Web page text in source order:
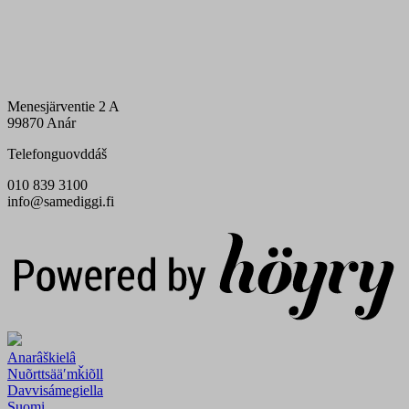
Menesjärventie 2 A
99870 Anár
Telefonguovddáš
010 839 3100
info@samediggi.fi
Anarâškielâ
Nuõrttsääʹmǩiõll
Davvisámegiella